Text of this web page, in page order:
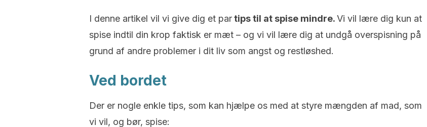
I denne artikel vil vi give dig et partips til at spise mindre.Vi vil lære dig kun at
spise indtil din krop faktisk er mæt – og vi vil lære dig at undgå overspisning på
grund af andre problemer i dit liv som angst og restløshed.
Ved bordet
Der er nogle enkle tips, som kan hjælpe os med at styre mængden af ​​mad, som
vi vil, og bør, spise: